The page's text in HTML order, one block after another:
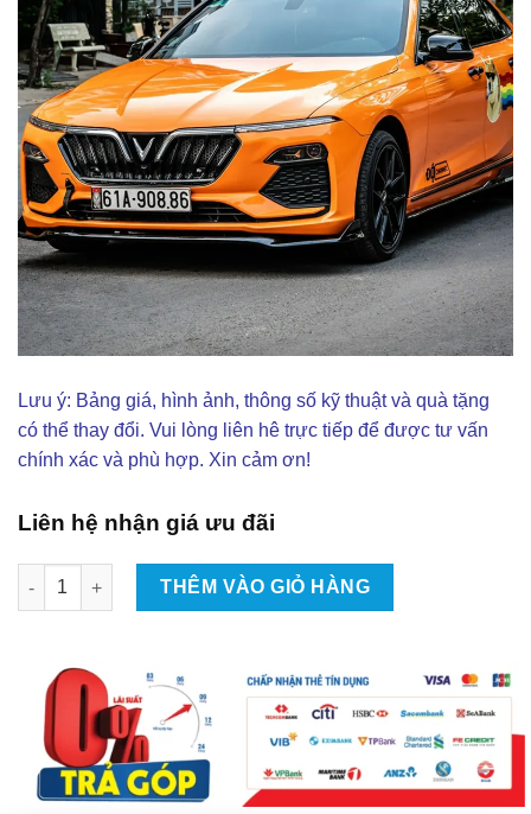
Lưu ý: Bảng giá, hình ảnh, thông số kỹ thuật và quà tặng
có thể thay đổi. Vui lòng liên hê trực tiếp để được tư vấn
chính xác và phù hợp. Xin cảm ơn!
Liên hệ nhận giá ưu đãi
Body Kit Cho Xe VinFast Lux A2.0 số lượng
THÊM VÀO GIỎ HÀNG